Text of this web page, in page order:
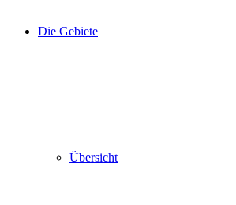
Die Gebiete
Übersicht